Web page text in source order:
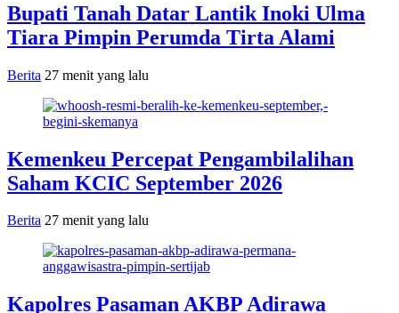
Bupati Tanah Datar Lantik Inoki Ulma
Tiara Pimpin Perumda Tirta Alami
Berita 27 menit yang lalu
Kemenkeu Percepat Pengambilalihan
Saham KCIC September 2026
Berita 27 menit yang lalu
Kapolres Pasaman AKBP Adirawa